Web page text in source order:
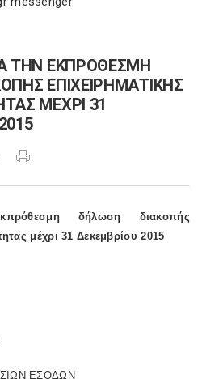
ΤΗΝ ΕΚΠΡΟΘΕΣΜΗ
ΕΠΙΧΕΙΡΗΜΑΤΙΚΗΣ
ΜΕΧΡΙ 31
δήλωση διακοπής
μέχρι 31 Δεκεμβρίου 2015
ΕΣΟΔΩΝ